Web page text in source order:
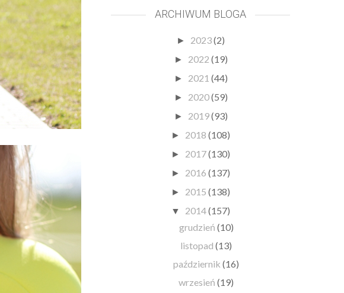
ARCHIWUM BLOGA
► 2023(2)
► 2022 (19)
► 2021 (44)
► 2020(59)
► 2019(93)
► 2018 (108)
► 2017(130)
► 2016 (137)
► 2015 (138)
▼ 2014(157)
grudzień (10)
listopad(13)
październik(16)
wrzesień(19)